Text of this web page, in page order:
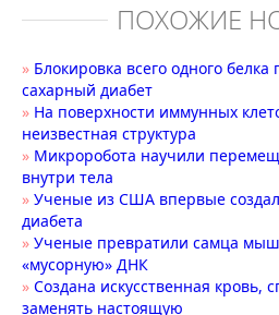
ПОХОЖИЕ
» Блокировка всего одного
сахарный диабет
» На поверхности иммунных
неизвестная структура
» Микроробота научили
внутри тела
» Ученые из США впервые
диабета
» Ученые превратили самца
«мусорную» ДНК
» Создана искусственная кровь,
заменять настоящую